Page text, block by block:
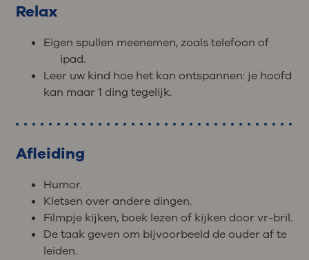
Relax
Eigen spullen meenemen, zoals telefoon of
ipad.
Leer uw kind hoe het kan ontspannen: je hoofd
kan maar 1 ding tegelijk.
Afleiding
Humor.
Kletsen over andere dingen.
Filmpje kijken, boek lezen of kijken door vr-bril.
De taak geven om bijvoorbeeld de ouder af te
leiden.